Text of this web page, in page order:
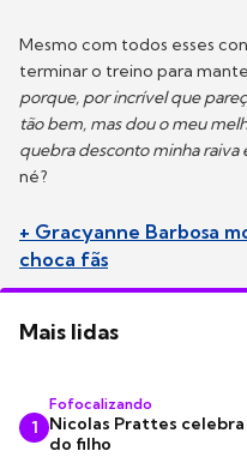
Mesmo com todos esses
terminar o treino para
porque, por incrível que
tão bem, mas dou o meu
quebra desconto minha raiva
né?
+ Gracyanne Barbosa
choca fãs
Mais lidas
1
Fofocalizando
Nicolas Prattes
do filho